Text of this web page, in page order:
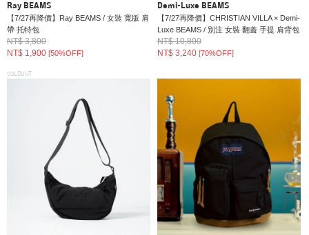
Ray BEAMS
【7/27再降價】Ray BEAMS / 女裝 寬版 肩
帶 托特包
NT$ 3,800
NT$ 1,900 [50%OFF]
Demi-Luxe BEAMS
【7/27再降價】CHRISTIAN VILLA × Demi-
Luxe BEAMS / 別注 女裝 翻蓋 手提 肩背包
NT$ 10,800
NT$ 3,240[70%OFF]
SOLDOUT